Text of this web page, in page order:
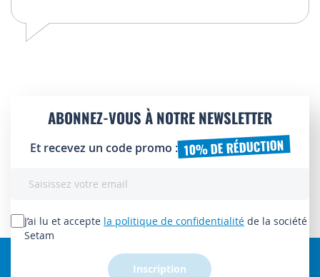
ABONNEZ-VOUS À NOTRE NEWSLETTER
Et recevez un code promo : 10% DE RÉDUCTION
lettre
d’information
J’ai lu et accepte la politique de confidentialité de la société
Setam
Inscription